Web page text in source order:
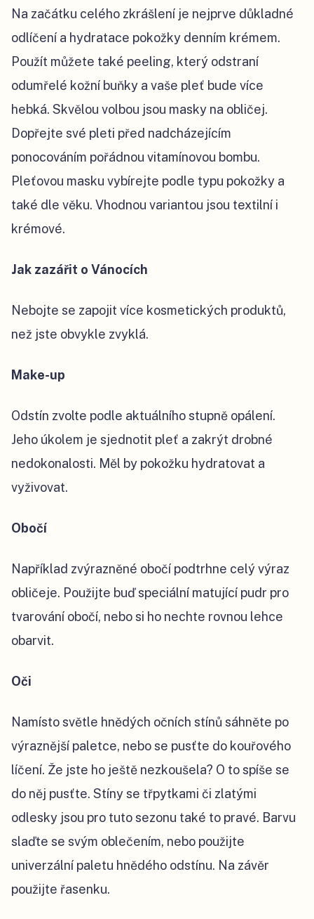
Na začátku celého zkrášlení je nejprve důkladné
odlíčení a hydratace pokožky denním krémem.
Použít můžete také peeling, který odstraní
odumřelé kožní buňky a vaše pleť bude více
hebká. Skvělou volbou jsou masky na obličej.
Dopřejte své pleti před nadcházejícím
ponocováním pořádnou vitamínovou bombu.
Pleťovou masku vybírejte podle typu pokožky a
také dle věku. Vhodnou variantou jsou textilní i
krémové.
Jak zazářit o Vánocích
Nebojte se zapojit více kosmetických produktů,
než jste obvykle zvyklá.
Make-up
Odstín zvolte podle aktuálního stupně opálení.
Jeho úkolem je sjednotit pleť a zakrýt drobné
nedokonalosti. Měl by pokožku hydratovat a
vyživovat.
Obočí
Například zvýrazněné obočí podtrhne celý výraz
obličeje. Použijte buď speciální matující pudr pro
tvarování obočí, nebo si ho nechte rovnou lehce
obarvit.
Oči
Namísto světle hnědých očních stínů sáhněte po
výraznější paletce, nebo se pusťte do kouřového
líčení. Že jste ho ještě nezkoušela? O to spíše se
do něj pusťte. Stíny se třpytkami či zlatými
odlesky jsou pro tuto sezonu také to pravé. Barvu
slaďte se svým oblečením, nebo použijte
univerzální paletu hnědého odstínu. Na závěr
použijte řasenku.